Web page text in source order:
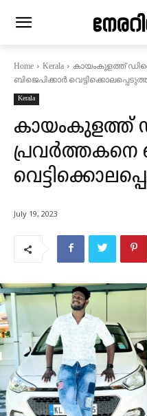
Home Kerala
കായംകുളത്ത്‌
ബിജെപിക്കാർ
Kerala
പ്രവർത്തകനെ
July 19, 2023